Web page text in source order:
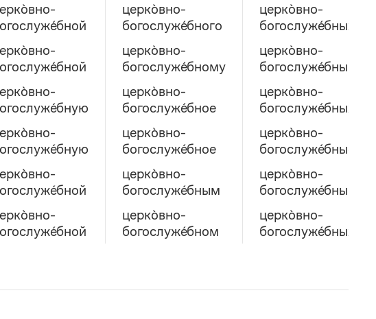
церко̀вно-
богослуже́бного
церко̀вно-
богослуже́бных
церко̀вно-
богослуже́бному
церко̀вно-
богослуже́бным
церко̀вно-
богослуже́бное
церко̀вно-
богослуже́бных
церко̀вно-
богослуже́бное
церко̀вно-
богослуже́бные
церко̀вно-
богослуже́бным
церко̀вно-
богослуже́бными
церко̀вно-
богослуже́бном
церко̀вно-
богослуже́бных